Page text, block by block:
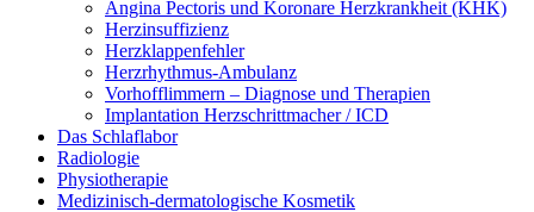
Angina Pectoris und Koronare Herzkrankheit (KHK)
Herzinsuffizienz
Herzklappenfehler
Herzrhythmus-Ambulanz
Vorhofflimmern – Diagnose und Therapien
Implantation Herzschrittmacher / ICD
Das Schlaflabor
Radiologie
Physiotherapie
Medizinisch-dermatologische Kosmetik